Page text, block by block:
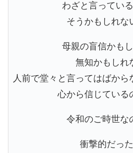
わざと言ってい
そうかもしれな
母親の盲信かも
無知かもしれ
人前で堂々と言ってはばから
心から信じている
令和のご時世な
衝撃的だっ